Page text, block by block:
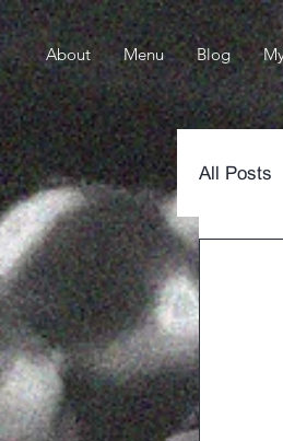
About Menu Blog
All Posts